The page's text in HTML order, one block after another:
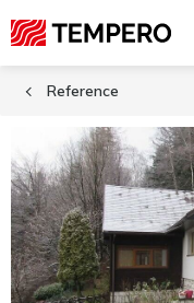
Reference